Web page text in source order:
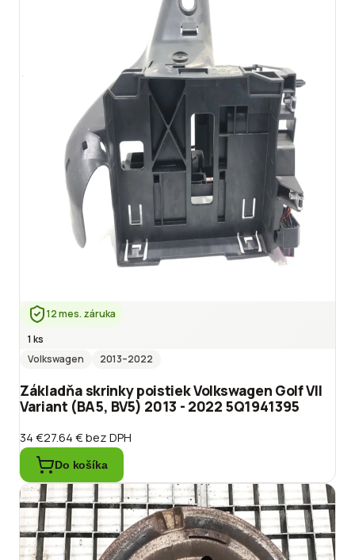
12 mes. záruka
1 ks
Volkswagen
2013–2022
Základňa skrinky poistiek Volkswagen Golf VII
Variant (BA5, BV5) 2013 - 2022 5Q1941395
34 €27.64 €bez DPH
Do košíka